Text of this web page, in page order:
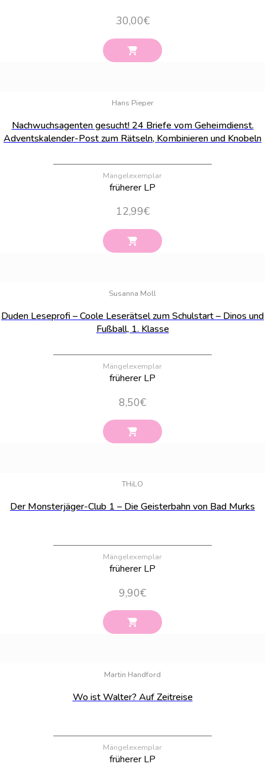
30,00€
Hans Pieper
Nachwuchsagenten gesucht! 24 Briefe vom Geheimdienst.
Adventskalender-Post zum Rätseln, Kombinieren und Knobeln
Mängelexemplar
früherer LP
12,99€
Susanna Moll
Duden Leseprofi – Coole Leserätsel zum Schulstart – Dinos und
Fußball, 1. Klasse
Mängelexemplar
früherer LP
8,50€
THiLO
Der Monsterjäger-Club 1 – Die Geisterbahn von Bad Murks
Mängelexemplar
früherer LP
9,90€
Martin Handford
Wo ist Walter? Auf Zeitreise
Mängelexemplar
früherer LP